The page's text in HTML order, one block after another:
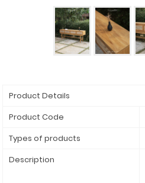
Product Details
Product Code
Types of products
Description